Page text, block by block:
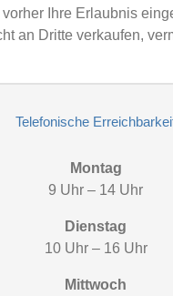
Ihre Erlaubnis
an Dritte verkaufen,
Telefonische
Montag
9 Uhr – 14 Uhr
Dienstag
10 Uhr – 16 Uhr
Mittwoch